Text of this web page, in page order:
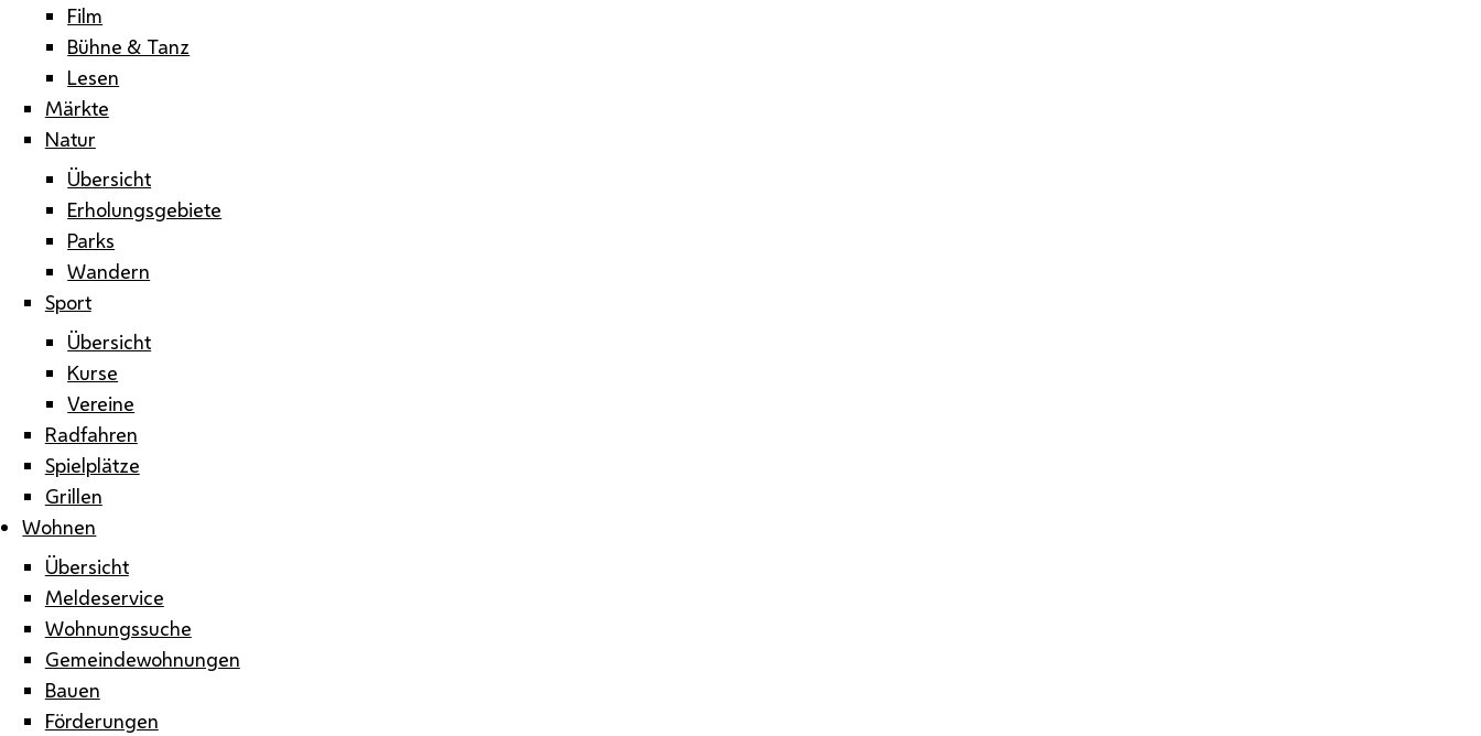
Film
Bühne & Tanz
Lesen
Märkte
Natur
Übersicht
Erholungsgebiete
Parks
Wandern
Sport
Übersicht
Kurse
Vereine
Radfahren
Spielplätze
Grillen
Wohnen
Übersicht
Meldeservice
Wohnungssuche
Gemeindewohnungen
Bauen
Förderungen